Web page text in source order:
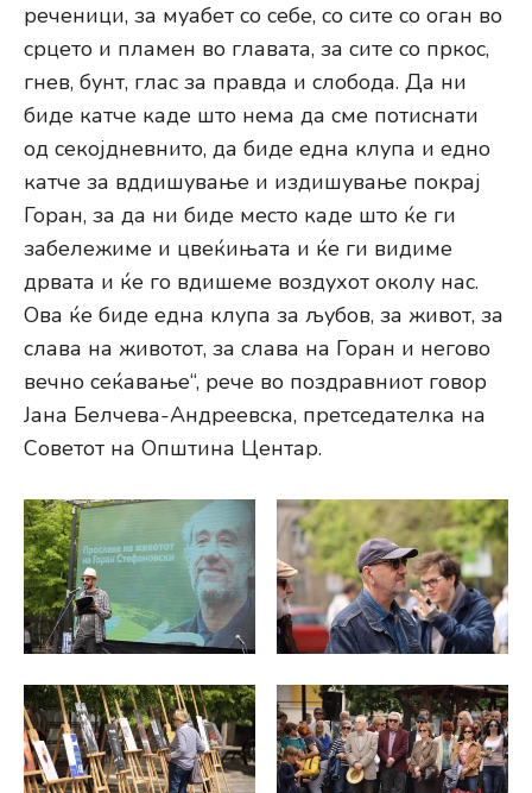
реченици, за муабет со себе, со сите со оган во
срцето и пламен во главата, за сите со пркос,
гнев, бунт, глас за правда и слобода. Да ни
биде катче каде што нема да сме потиснати
од секојдневнито, да биде една клупа и едно
катче за вддишување и издишување покрај
Горан, за да ни биде место каде што ќе ги
забележиме и цвеќињата и ќе ги видиме
дрвата и ќе го вдишеме воздухот околу нас.
Ова ќе биде една клупа за љубов, за живот, за
слава на животот, за слава на Горан и негово
вечно сеќавање“, рече во поздравниот говор
Јана Белчева-Андреевска, претседателка на
Советот на Општина Центар.